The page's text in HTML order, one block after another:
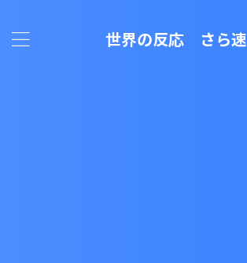
世界の反応 さら速